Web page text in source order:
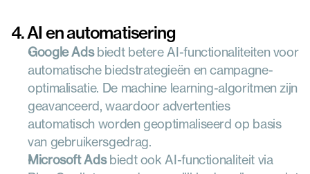
4. AI en automatisering
Google Ads biedt betere AI-functionaliteiten voor
automatische biedstrategieën en campagne-
optimalisatie. De machine learning-algoritmen zijn
geavanceerd, waardoor advertenties
automatisch worden geoptimaliseerd op basis
van gebruikersgedrag.
Microsoft Ads biedt ook AI-functionaliteit via